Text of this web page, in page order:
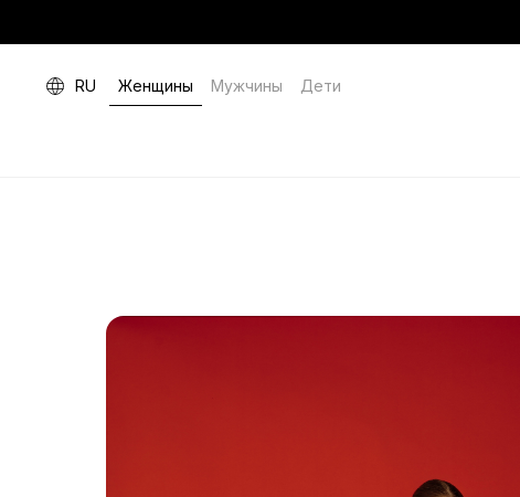
RU Женщины Мужчины Дети